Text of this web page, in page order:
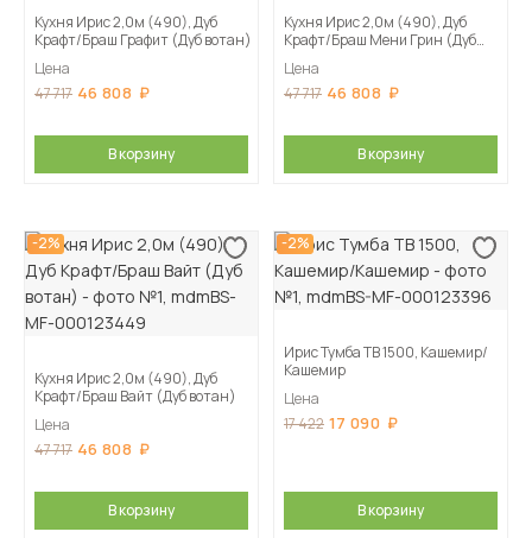
Кухня Ирис 2,0м (490), Дуб
Крафт/Браш Графит (Дуб вотан)
Цена
47 717 46 808
В корзину
Кухня Ирис 2,0м (490), Дуб
Крафт/Браш Мени Грин (Дуб
Цена
47 717 46 808
В корзину
-2%
Кухня Ирис 2,0м (490), Дуб
Крафт/Браш Вайт (Дуб вотан)
Цена
47 717 46 808
В корзину
-2%
Ирис Тумба ТВ 1500, Кашемир/
Кашемир
Цена
17 422 17 090
В корзину